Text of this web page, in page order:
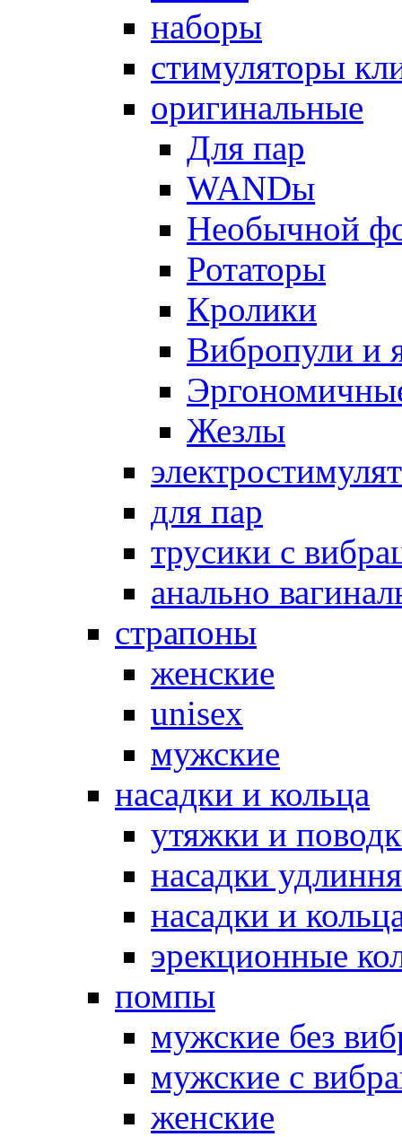
наборы
стимуляторы
оригинальные
Для пар
WANDы
Необычной
Ротаторы
Кролики
Вибропули и
Жезлы
для пар
трусики с
анально
страпоны
женские
unisex
мужские
насадки и кольца
утяжки и
насадки
насадки и
эрекционные
помпы
мужские без
мужские с
женские